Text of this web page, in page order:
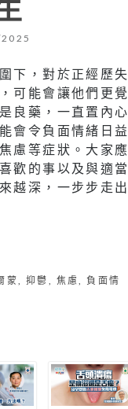
下，對於正經歷失
可能會讓他們更覺
良藥，一直置內心
會令負面情緒日益
慮等症狀。大家應
歡的事以及與適當
越深，一步步走出
蒙,抑鬱 , 焦慮,負面情